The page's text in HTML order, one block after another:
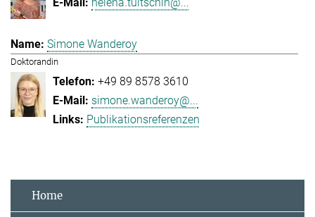
Simone Wanderoy
Doktorandin
+49 89 8578 3610
simone.wanderoy@...
Publikationsreferenzen
Home